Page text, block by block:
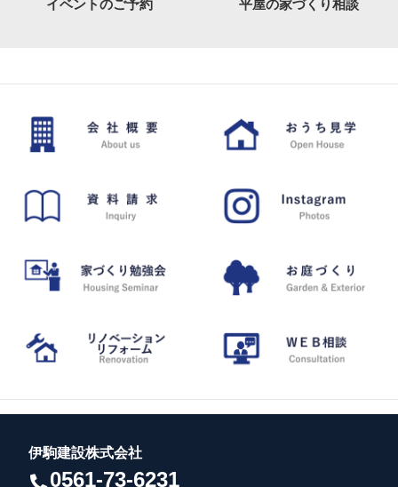
イベントのご予約 平屋の家づくり相談
伊駒建設株式会社
0561-73-6231